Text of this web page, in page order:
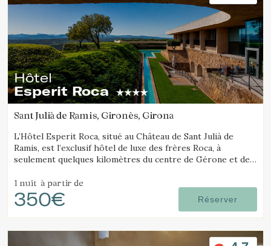
Hôtel
Esperit Roca
Sant Julià de Ramis, Gironès, Girona
L’Hôtel Esperit Roca, situé au Château de Sant Julià de
Ramis, est l’exclusif hôtel de luxe des frères Roca, à
seulement quelques kilomètres du centre de Gérone et de
1 nuit à partir de
350€ Réserver